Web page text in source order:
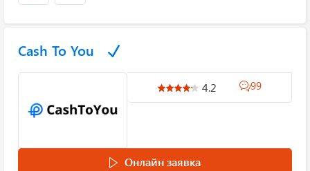
Cash To You
4.2 99
Онлайн заявка